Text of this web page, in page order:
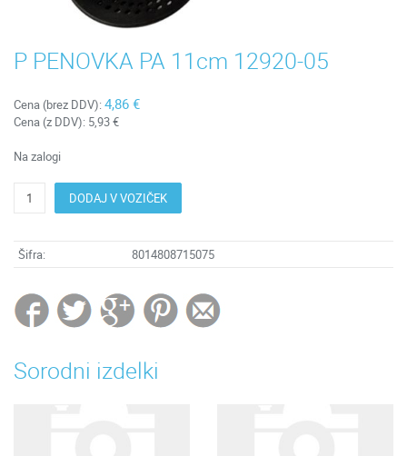
P PENOVKA PA 11cm 12920-05
Cena (brez DDV): 4,86 €
Cena (z DDV): 5,93 €
Na zalogi
DODAJ V VOZIČEK
Šifra: 8014808715075
Sorodni izdelki